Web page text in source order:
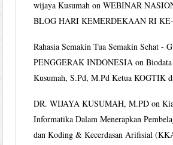
wijaya Kusumah onWEBINAR
BLOG HARI KEMERDEKAAN RI
Rahasia Semakin Tua Semakin Sehat -
PENGGERAK INDONESIA on
Kusumah, S.Pd, M.Pd Ketua KOGTIK
DR. WIJAYA KUSUMAH, M.PD on
Informatika Dalam Menerapkan
dan Koding & Kecerdasan Arifisial